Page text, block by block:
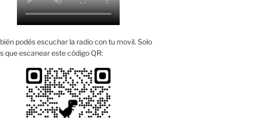
podés escuchar la radio con tu movil. Solo
que escanear este código QR: